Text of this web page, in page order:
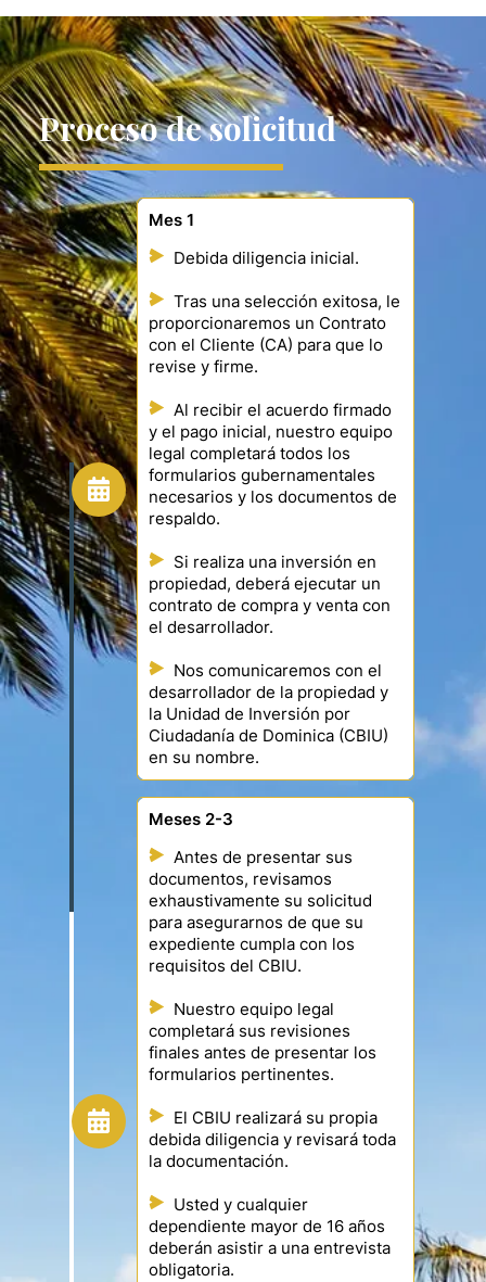
Proceso de solicitud
Mes 1
Debida diligencia inicial.
Tras una selección exitosa, le
proporcionaremos un Contrato
con el Cliente (CA) para que lo
revise y firme.
Al recibir el acuerdo firmado
y el pago inicial, nuestro equipo
legal completará todos los
formularios gubernamentales
necesarios y los documentos de
respaldo.
Si realiza una inversión en
propiedad, deberá ejecutar un
contrato de compra y venta con
el desarrollador.
Nos comunicaremos con el
desarrollador de la propiedad y
la Unidad de Inversión por
Ciudadanía de Dominica (CBIU)
en su nombre.
Meses 2-3
Antes de presentar sus
documentos, revisamos
exhaustivamente su solicitud
para asegurarnos de que su
expediente cumpla con los
requisitos del CBIU.
Nuestro equipo legal
completará sus revisiones
finales antes de presentar los
formularios pertinentes.
El CBIU realizará su propia
debida diligencia y revisará toda
la documentación.
Usted y cualquier
dependiente mayor de 16 años
deberán asistir a una entrevista
obligatoria.